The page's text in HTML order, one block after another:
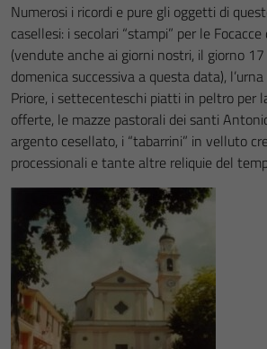
Numerosi i ricordi e pure gli oggetti di
casellesi: i secolari “stampi” per le
(vendute anche ai giorni nostri, il giorno
domenica successiva a questa data),
Priore, i settecenteschi piatti in peltro per
offerte, le mazze pastorali dei santi
argento cesellato, i “tabarrini” in velluto
processionali e tante altre reliquie del